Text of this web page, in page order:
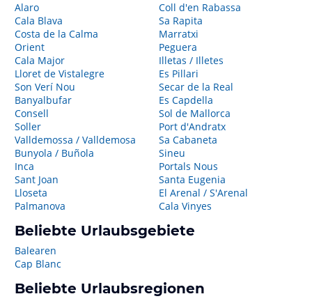
Alaro
Cala Blava
Costa de la Calma
Orient
Cala Major
Lloret de Vistalegre
Son Verí Nou
Banyalbufar
Consell
Soller
Valldemossa / Valldemosa
Bunyola / Buñola
Inca
Sant Joan
Lloseta
Palmanova
Coll d'en Rabassa
Sa Rapita
Marratxi
Peguera
Illetas / Illetes
Es Pillari
Secar de la Real
Es Capdella
Sol de Mallorca
Port d'Andratx
Sa Cabaneta
Sineu
Portals Nous
Santa Eugenia
El Arenal / S'Arenal
Cala Vinyes
Beliebte Urlaubsgebiete
Balearen
Cap Blanc
Beliebte Urlaubsregionen